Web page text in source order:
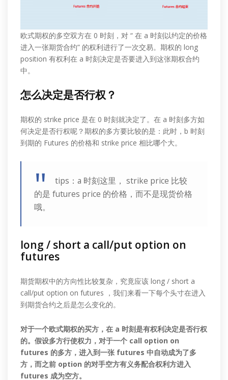
欧式期权的多空双方在 0 时刻，对 “ 在 a 时刻以约定的价格
进入一张期货合约” 的权利进行了一次交易。期权的 long
position 有权利在 a 时刻决定是否要进入到这张期权合约
中。
怎么决定是否行权？
期权的 strike price 是在 0 时刻就决定了。在 a 时刻多方如
何决定是否行权呢？期权的多方要比较的是：此时，b 时刻
到期的 Futures 的价格和 strike price 相比哪个大。
tips：a 时刻这里， strike price 比较
的是 futures price 的价格，而不是现货价格
哦。
long / short a call/put option on
futures
期货期权中的方向性比较复杂，究竟应该 long / short a
call/put option on futures ，我们来看一下每个头寸在进入
到期货合约之后是怎么变化的。
对于一个欧式期权的买方，在 a 时刻是有权利决定是否行权
的。假设多方行使权力，对于一个 call option on
futures 的多方，进入到一张 futures 中自动成为了多
方，而之前 option 的对手空方有义务配合权利方进入
futures 成为空方。